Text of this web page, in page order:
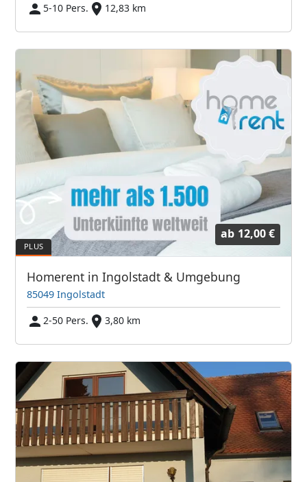
5-10 Pers.
12,83 km
ab 12,00 €
Homerent in Ingolstadt & Umgebung
85049 Ingolstadt
2-50 Pers.
3,80 km